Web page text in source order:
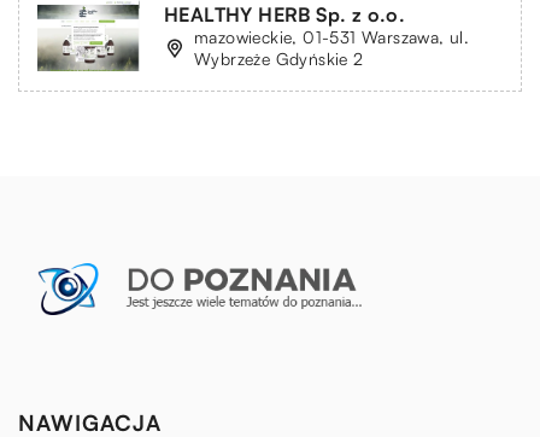
HEALTHY HERB Sp. z o.o.
mazowieckie, 01-531 Warszawa, ul.
Wybrzeże Gdyńskie 2
NAWIGACJA